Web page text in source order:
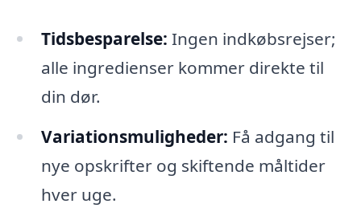
Tidsbesparelse: Ingen indkøbsrejser;
alle ingredienser kommer direkte til
din dør.
Variationsmuligheder: Få adgang til
nye opskrifter og skiftende måltider
hver uge.